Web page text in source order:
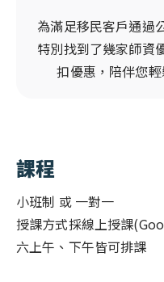
諾魯
英國
愛爾蘭
希臘
馬爾他
西班牙
萬那杜概述
諾魯概述
土耳其概述
希臘概述
馬爾他概述
為滿足移民客戶通過
特別找到了幾家師資
扣優惠，陪伴您
課程
小班制 或 一對一
授課方式採線上授課
六上午、下午皆可排課